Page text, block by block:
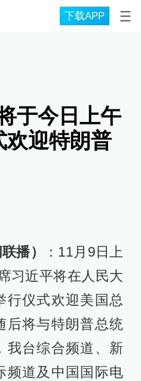
下载APP
于今日上午
欢迎特朗普
播）
：11月9日上
习近平将在人民大
行仪式欢迎美国总
后将与特朗普总统
我台综合频道、新
频道及中国国际电